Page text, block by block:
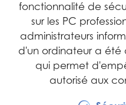
fonctionnalité de
sur les PC
administrateurs
d'un ordinateur a été
qui permet
autorisé aux